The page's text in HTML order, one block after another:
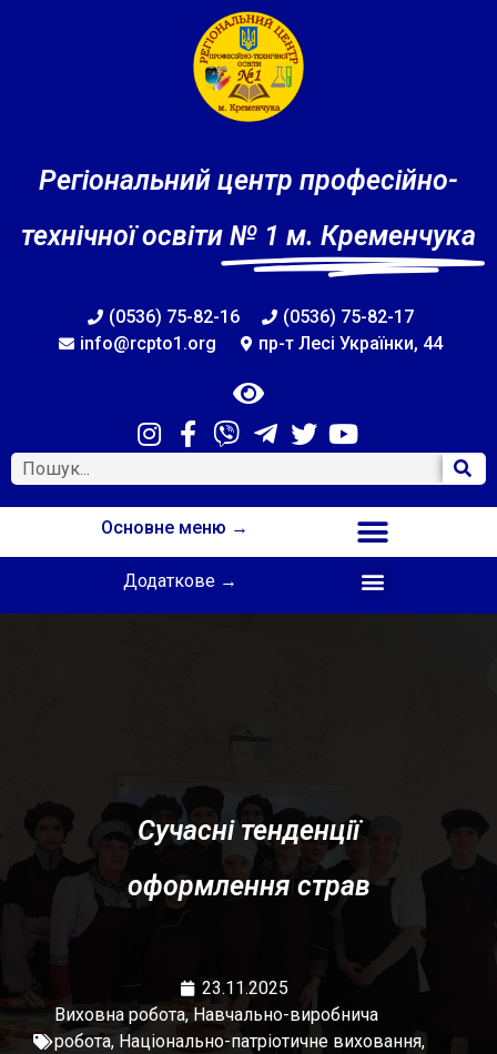
Регіональний центр професійно-
технічної освіти № 1 м. Кременчука
(0536) 75-82-16
(0536) 75-82-17
info@rcpto1.org
пр-т Лесі Українки, 44
Основне меню →
Додаткове →
Сучасні тенденції
оформлення страв
23.11.2025
Виховна робота, Навчально-виробнича
робота, Національно-патріотичне виховання,